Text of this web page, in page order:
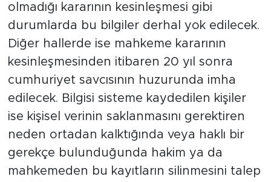
olmadığı kararının kesinleşmesi gibi
durumlarda bu bilgiler derhal yok edilecek.
Diğer hallerde ise mahkeme kararının
kesinleşmesinden itibaren 20 yıl sonra
cumhuriyet savcısının huzurunda imha
edilecek. Bilgisi sisteme kaydedilen kişiler
ise kişisel verinin saklanmasını gerektiren
neden ortadan kalktığında veya haklı bir
gerekçe bulunduğunda hakim ya da
mahkemeden bu kayıtların silinmesini talep